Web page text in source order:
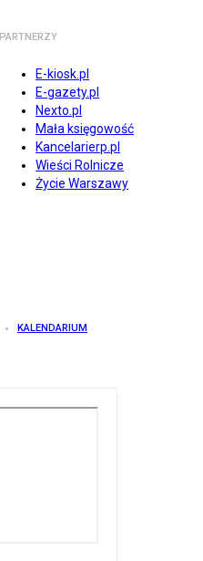
PARTNERZY
E-kiosk.pl
E-gazety.pl
Nexto.pl
Mała księgowość
Kancelarierp.pl
Wieści Rolnicze
Życie Warszawy
KALENDARIUM